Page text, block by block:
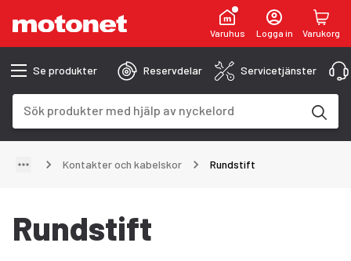
Varuhus Logga in Varukorg
Se produkter Reservdelar Servicetjänster
Kontakter och kabelskor Rundstift
Rundstift